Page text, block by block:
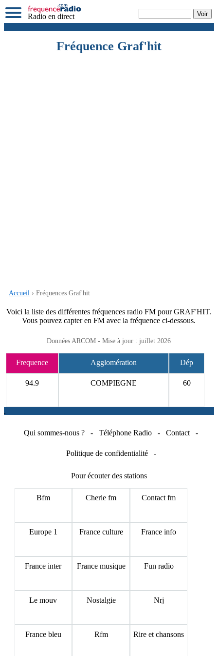
Radio en direct
Fréquence Graf'hit
Accueil › Fréquences Graf'hit
Voici la liste des différentes fréquences radio FM pour GRAF'HIT.
Vous pouvez capter en FM avec la fréquence ci-dessous.
Données ARCOM - Mise à jour : juillet 2026
Frequence Agglomération Dép
94.9 COMPIEGNE 60
.
Qui sommes-nous ? - Téléphone Radio - Contact -
Politique de confidentialité -
Pour écouter des stations
Bfm Cherie fm Contact fm
Europe 1 France culture France info
France inter France musique Fun radio
Le mouv Nostalgie Nrj
France bleu Rfm Rire et chansons